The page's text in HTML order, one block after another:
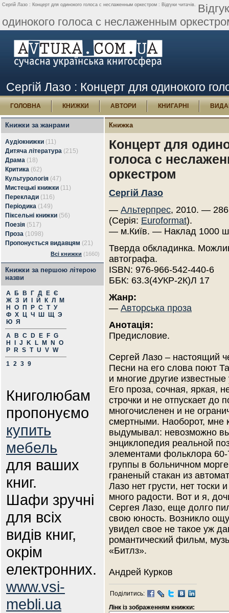
Сергій Лазо : Концерт для одинокого голоса с неслаженным оркестром : Відгуки читачів.
одинокого голоса с неслаженным
Сергій Лазо : Концерт для одинокого
ГОЛОВНА КНИЖКИ АВТОРИ КНИГАРНІ
Книжки за жанрами
Аудіокнижки (11)
Дитяча література (215)
Драма (18)
Критика (62)
Культурологія (47)
Мистецькі книжки (11)
Переклади (116)
Періодика (149)
Піксельні книжки (56)
Поезія (517)
Проза (1098)
Пропонується видавцям (21)
Всі книжки (1660)
Книжки за першою літерою
назви
А Б В Г Д Е Є
Ж З И Й К Л
М
Н
О П Р С Т У
Ф Х Ц Ч Ш Щ Э
Ю Я
A
B C D E F G
H
J K L M N
O
P
R S T U V W
1 2 3 9
Книголюбам
пропонуємо
купить
мебель
для ваших
книг.
Шафи зручні
для всіх
видів книг,
окрім
електронних.
www.vsi-
mebli.ua
Книжка
Концерт для
голоса с
оркестром
Сергій Лазо
— Альтерпрес, 2010. —
(Серія: Euroformat).
— м.Київ. — Наклад 1000
Тверда обкладинка.
автографа.
ISBN: 976-966-542-440-6
ББК: 63.3(4УКР-2К)Л 17
Жанр:
— Авторська проза
Анотація:
Предисловие.
Сергей Лазо – настоящий
Песни на его слова поют
и многие другие
Его проза, сочная, яркая,
строчки и не отпускает до
многочисленен и не
смертными. Наоборот, мне
выдумывал: невозможно
энциклопедия реальной
элементами фольклора 60-
группы в больничном
граненый стакан из
Лазо нет грусти, нет тоски
много радости. Вот и я,
Сергея Лазо, еще долго
свою юность. Возникло
увидел свое не такое уж
романтический фильм,
«Битлз».
Андрей Курков
Поділитись:
Лінк із зображенням книжки: